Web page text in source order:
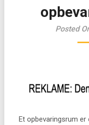
Posted
Et opbevaringsrum